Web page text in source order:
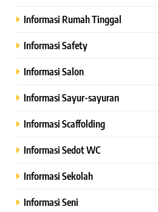
Informasi Rumah Tinggal
Informasi Safety
Informasi Salon
Informasi Sayur-sayuran
Informasi Scaffolding
Informasi Sedot WC
Informasi Sekolah
Informasi Seni